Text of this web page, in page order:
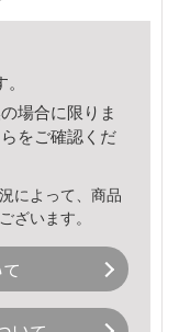
場合に限りま
をご確認くだ
によって、商品
ざいます。